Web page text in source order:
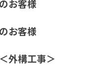
お客様
お客様
外構工事＞